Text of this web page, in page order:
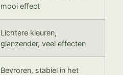
mooi effect
Lichtere kleuren,
glanzender, veel effecten
Bevroren, stabiel in het